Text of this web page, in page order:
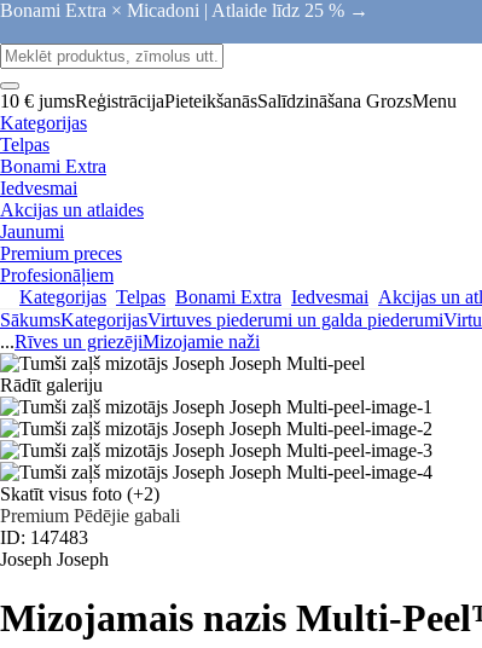
Bonami Extra × Micadoni | Atlaide līdz 25 % →
10 € jumsReģistrācijaPieteikšanāsSalīdzināšana GrozsMenu
Kategorijas
Telpas
Bonami Extra
Iedvesmai
Akcijas un atlaides
Jaunumi
Premium preces
Profesionāļiem
Kategorijas Telpas Bonami Extra Iedvesmai Akcijas un
SākumsKategorijasVirtuves piederumi un galda piederumi
...Rīves un griezējiMizojamie naži
Rādīt galeriju
Skatīt visus foto (+2)
Premium Pēdējie gabali
ID: 147483
Joseph Joseph
Mizojamais nazis Multi-